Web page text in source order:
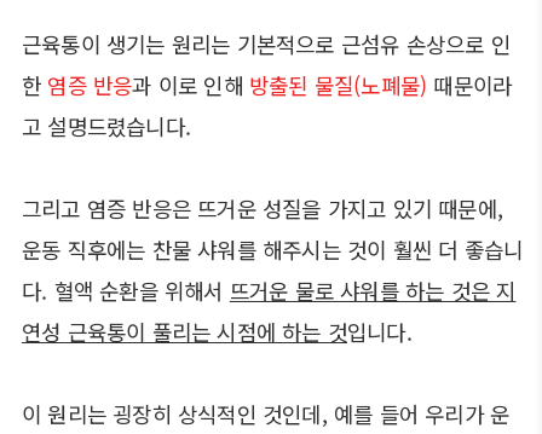
근육통이 생기는 원리는 기본적으로 근섬유 손상으로 인
한 염증 반응과 이로 인해 방출된 물질(노폐물) 때문이라
고 설명드렸습니다.
그리고 염증 반응은 뜨거운 성질을 가지고 있기 때문에,
운동 직후에는 찬물 샤워를 해주시는 것이 훨씬 더 좋습니
다. 혈액 순환을 위해서 뜨거운 물로 샤워를 하는 것은 지
연성 근육통이 풀리는 시점에 하는 것입니다.
이 원리는 굉장히 상식적인 것인데, 예를 들어 우리가 운